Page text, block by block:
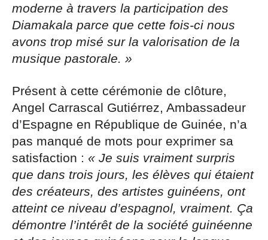
moderne à travers la participation des
Diamakala parce que cette fois-ci nous
avons trop misé sur la valorisation de la
musique pastorale. »
Présent à cette cérémonie de clôture,
Angel Carrascal Gutiérrez, Ambassadeur
d’Espagne en République de Guinée, n’a
pas manqué de mots pour exprimer sa
satisfaction : « Je suis vraiment surpris
que dans trois jours, les élèves qui étaient
des créateurs, des artistes guinéens, ont
atteint ce niveau d’espagnol, vraiment. Ça
démontre l’intérêt de la société guinéenne